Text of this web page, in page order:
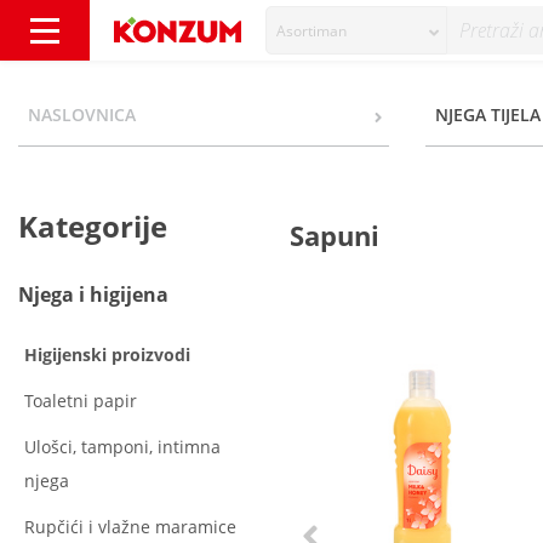
Asortiman
NASLOVNICA NJEGA TIJELA
Kategorije
Njega i higijena
Higijenski proizvodi
Toaletni papir
Ulošci, tamponi, intimna
njega
Rupčići i vlažne maramice
Sapuni